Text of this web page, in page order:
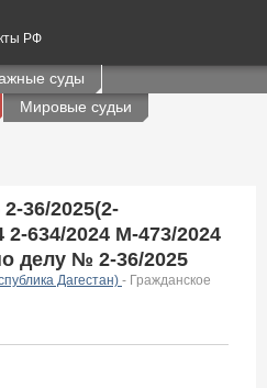
РФ
суды
Мировые судьи
36/2025(2-
2-634/2024 М-473/2024
делу № 2-36/2025
Дагестан) - Гражданское